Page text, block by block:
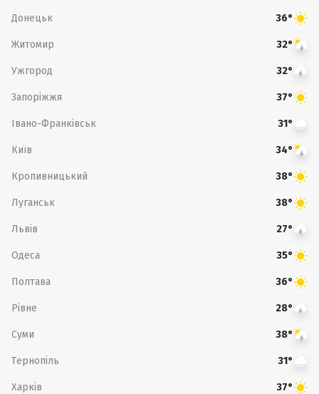
Донецьк 36°
Житомир 32°
Ужгород 32°
Запоріжжя 37°
Івано-Франківськ 31°
Київ 34°
Кропивницький 38°
Луганськ 38°
Львів 27°
Одеса 35°
Полтава 36°
Рівне 28°
Суми 38°
Тернопіль 31°
Харків 37°